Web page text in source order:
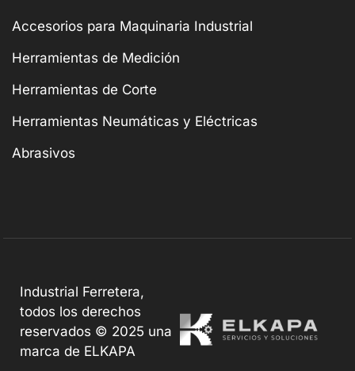
Accesorios para Maquinaria Industrial
Herramientas de Medición
Herramientas de Corte
Herramientas Neumáticas y Eléctricas
Abrasivos
Industrial Ferretera,
todos los derechos
reservados © 2025 una
marca de ELKAPA